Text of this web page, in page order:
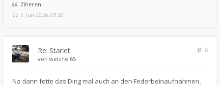
Zitieren
So 7. Jun 2026, 09:50
Re: Starlet
6
von weichei65
Na dann fette das Ding mal auch an den Federbeinaufnahmen,